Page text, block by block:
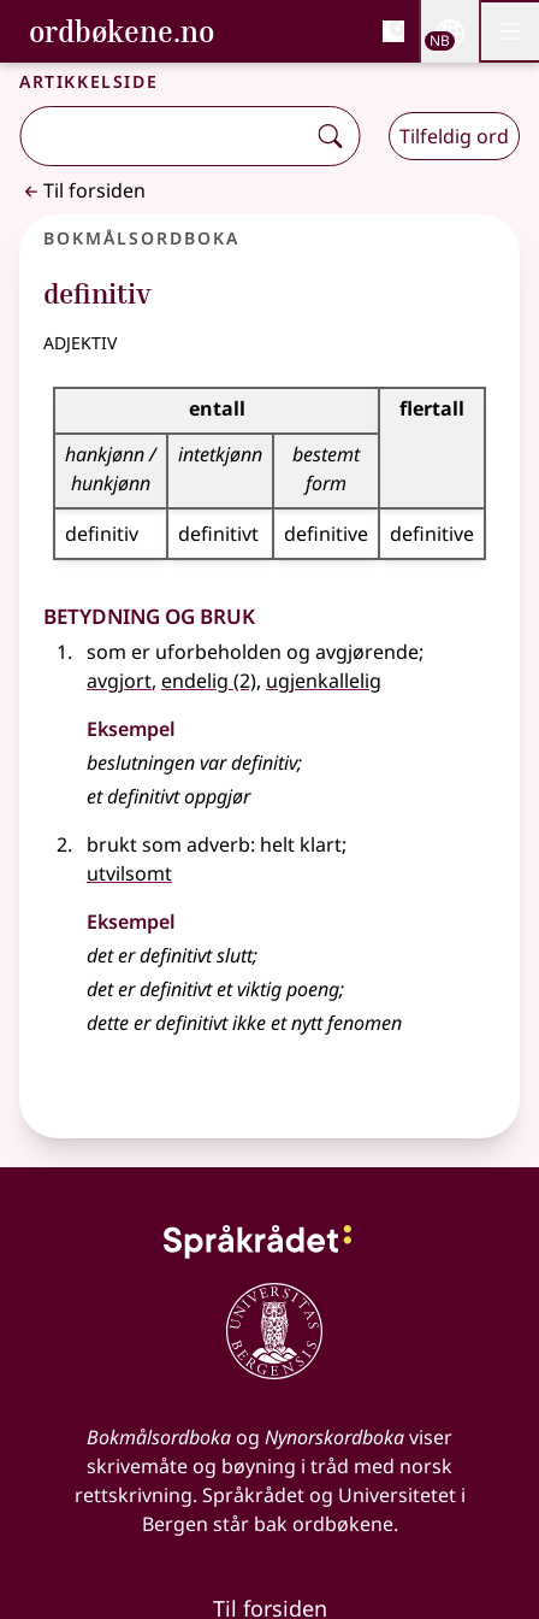
Gå til hovedinnhold
Tilgjengelighet
ordbøkene.no, Bokmålsordboka og
Bokmålsordboka og Nynorskordboka
NB
Artikkelside
Tilfeldig ord
Til forsiden
Bokmålsordboka
definitiv
adjektiv
Bøyingstabell for dette adjektivet
entall
flertall
hankjønn /
hunkjønn
intetkjønn
bestemt
form
definitiv
definitivt definitive definitive
Betydning og bruk
som er uforbeholden og avgjørende;
avgjort, endelig (2), ugjenkallelig
Eksempel
beslutningen vardefinitiv;
etdefinitivtoppgjør
brukt som adverb: helt klart;
utvilsomt
Eksempel
det erdefinitivtslutt;
det er definitivt et viktig poeng;
dette er definitivt ikke et nytt fenomen
Bokmålsordbokaog Nynorskordbokaviser
skrivemåte og bøyning i tråd med norsk
rettskrivning. Språkrådet og Universitetet i
Bergen står bak ordbøkene.
Til forsiden